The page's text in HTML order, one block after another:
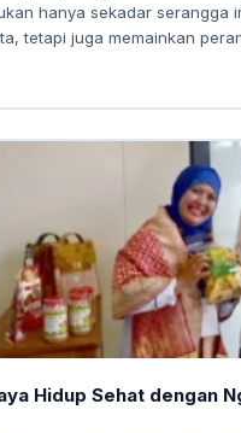
hanya sekadar serangga
tetapi juga memainkan
Hidup Sehat dengan